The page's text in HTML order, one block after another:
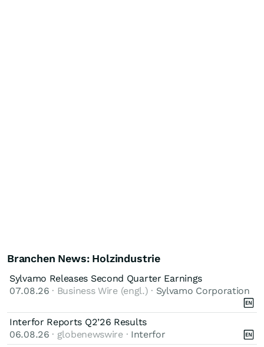
Branchen News: Holzindustrie
Sylvamo Releases Second Quarter Earnings
07.08.26 · Business Wire (engl.) · Sylvamo Corporation
Interfor Reports Q2’26 Results
06.08.26 · globenewswire · Interfor